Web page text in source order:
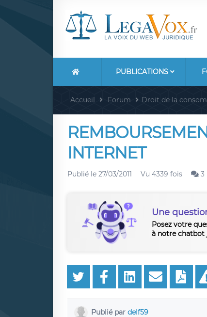
PUBLICATIONS
Accueil Forum Droit de la
INTERNET
Publié le 27/03/2011 Vu 4339 fois 3
Une
Posez votre
à notre
Publié par delf59